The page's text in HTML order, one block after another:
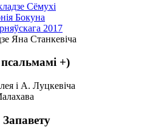
Сёмухі
Бокуна
2017
Яна Станкевіча
+)
і А. Луцкевіча